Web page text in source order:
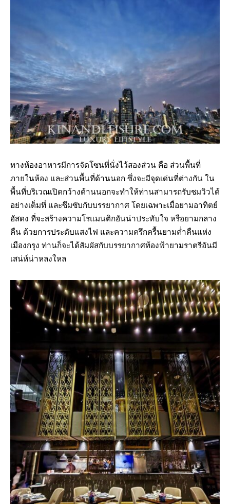
ทางห้องอาหารมีการจัดโซนที่นั่งไว้สองส่วน คือ ส่วนพื้นที่
ภายในห้อง และส่วนพื้นที่ด้านนอก ซึ่งจะมีจุดเด่นที่ต่างกัน ใน
พื้นที่บริเวณเปิดกว้างด้านนอกจะทำให้ท่านสามารถรับชมวิวได้
อย่างเต็มที่ และซึมซับกับบรรยากาศ โดยเฉพาะเมื่อยามอาทิตย์
อัสดง ที่จะสร้างความโรแมนติกอันน่าประทับใจ หรือยามกลาง
คืน ด้วยการประดับแสงไฟ และความครึกครื้นยามค่ำคืนแห่ง
เมืองกรุง ท่านก็จะได้สัมผัสกับบรรยากาศท้องฟ้ายามราตรีอันมี
เสน่ห์น่าหลงใหล